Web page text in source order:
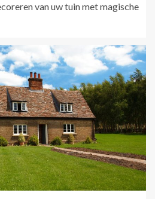
van uw tuin met magische